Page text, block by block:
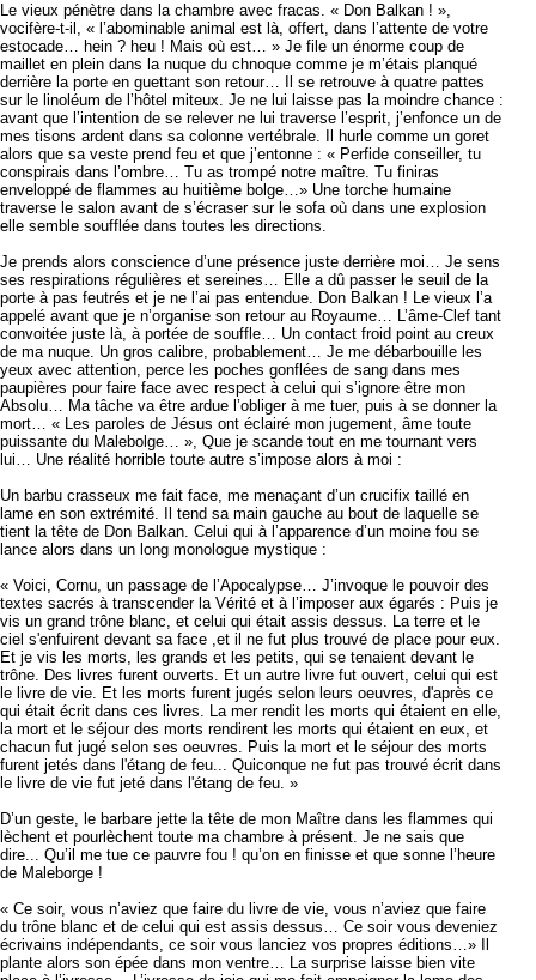
Le vieux pénètre dans la chambre avec fracas. « Don Balkan ! »,
vocifère-t-il, « l’abominable animal est là, offert, dans l’attente de votre
estocade… hein ? heu ! Mais où est… » Je file un énorme coup de
maillet en plein dans la nuque du chnoque comme je m’étais planqué
derrière la porte en guettant son retour… Il se retrouve à quatre pattes
sur le linoléum de l’hôtel miteux. Je ne lui laisse pas la moindre chance :
avant que l’intention de se relever ne lui traverse l’esprit, j’enfonce un de
mes tisons ardent dans sa colonne vertébrale. Il hurle comme un goret
alors que sa veste prend feu et que j’entonne : « Perfide conseiller, tu
conspirais dans l’ombre… Tu as trompé notre maître. Tu finiras
enveloppé de flammes au huitième bolge…» Une torche humaine
traverse le salon avant de s’écraser sur le sofa où dans une explosion
elle semble soufflée dans toutes les directions.
Je prends alors conscience d’une présence juste derrière moi… Je sens
ses respirations régulières et sereines… Elle a dû passer le seuil de la
porte à pas feutrés et je ne l’ai pas entendue. Don Balkan ! Le vieux l’a
appelé avant que je n’organise son retour au Royaume… L’âme-Clef tant
convoitée juste là, à portée de souffle… Un contact froid point au creux
de ma nuque. Un gros calibre, probablement… Je me débarbouille les
yeux avec attention, perce les poches gonflées de sang dans mes
paupières pour faire face avec respect à celui qui s’ignore être mon
Absolu… Ma tâche va être ardue l’obliger à me tuer, puis à se donner la
mort… « Les paroles de Jésus ont éclairé mon jugement, âme toute
puissante du Malebolge… », Que je scande tout en me tournant vers
lui… Une réalité horrible toute autre s’impose alors à moi :
Un barbu crasseux me fait face, me menaçant d’un crucifix taillé en
lame en son extrémité. Il tend sa main gauche au bout de laquelle se
tient la tête de Don Balkan. Celui qui à l’apparence d’un moine fou se
lance alors dans un long monologue mystique :
« Voici, Cornu, un passage de l’Apocalypse… J’invoque le pouvoir des
textes sacrés à transcender la Vérité et à l’imposer aux égarés : Puis je
vis un grand trône blanc, et celui qui était assis dessus. La terre et le
ciel s'enfuirent devant sa face ,et il ne fut plus trouvé de place pour eux.
Et je vis les morts, les grands et les petits, qui se tenaient devant le
trône. Des livres furent ouverts. Et un autre livre fut ouvert, celui qui est
le livre de vie. Et les morts furent jugés selon leurs oeuvres, d'après ce
qui était écrit dans ces livres. La mer rendit les morts qui étaient en elle,
la mort et le séjour des morts rendirent les morts qui étaient en eux, et
chacun fut jugé selon ses oeuvres. Puis la mort et le séjour des morts
furent jetés dans l'étang de feu... Quiconque ne fut pas trouvé écrit dans
le livre de vie fut jeté dans l'étang de feu. »
D’un geste, le barbare jette la tête de mon Maître dans les flammes qui
lèchent et pourlèchent toute ma chambre à présent. Je ne sais que
dire... Qu’il me tue ce pauvre fou ! qu’on en finisse et que sonne l’heure
de Maleborge !
« Ce soir, vous n’aviez que faire du livre de vie, vous n’aviez que faire
du trône blanc et de celui qui est assis dessus… Ce soir vous deveniez
écrivains indépendants, ce soir vous lanciez vos propres éditions…» Il
plante alors son épée dans mon ventre… La surprise laisse bien vite